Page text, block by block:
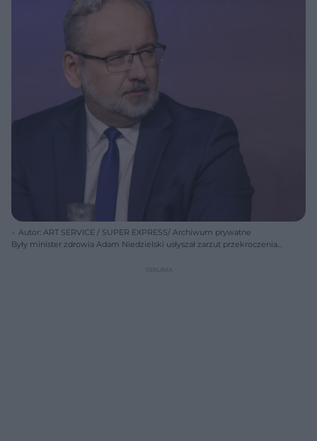
Autor: ART SERVICE / SUPER EXPRESS/ Archiwum prywatne
Były minister zdrowia Adam Niedzielski usłyszał zarzut przekroczenia